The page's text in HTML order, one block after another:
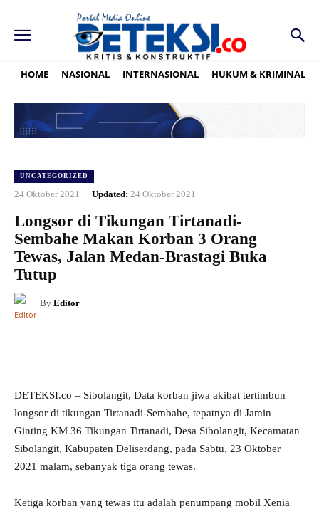
HOME NASIONAL INTERNASIONAL HUKUM & KRIMINAL
UNCATEGORIZED
24 Oktober 2021 Updated: 24 Oktober 2021
Longsor di Tikungan Tirtanadi-
Sembahe Makan Korban 3 Orang
Tewas, Jalan Medan-Brastagi Buka
Tutup
By Editor
DETEKSI.co – Sibolangit, Data korban jiwa akibat tertimbun
longsor di tikungan Tirtanadi-Sembahe, tepatnya di Jamin
Ginting KM 36 Tikungan Tirtanadi, Desa Sibolangit, Kecamatan
Sibolangit, Kabupaten Deliserdang, pada Sabtu, 23 Oktober
2021 malam, sebanyak tiga orang tewas.
Ketiga korban yang tewas itu adalah penumpang mobil Xenia